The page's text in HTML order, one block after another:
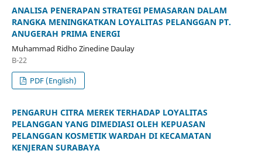
ANALISA PENERAPAN STRATEGI PEMASARAN DALAM
RANGKA MENINGKATKAN LOYALITAS PELANGGAN PT.
ANUGERAH PRIMA ENERGI
Muhammad Ridho Zinedine Daulay
B-22
PDF (English)
PENGARUH CITRA MEREK TERHADAP LOYALITAS
PELANGGAN YANG DIMEDIASI OLEH KEPUASAN
PELANGGAN KOSMETIK WARDAH DI KECAMATAN
KENJERAN SURABAYA